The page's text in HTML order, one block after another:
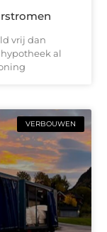
vrij dan
hypotheek al
VERBOUWEN